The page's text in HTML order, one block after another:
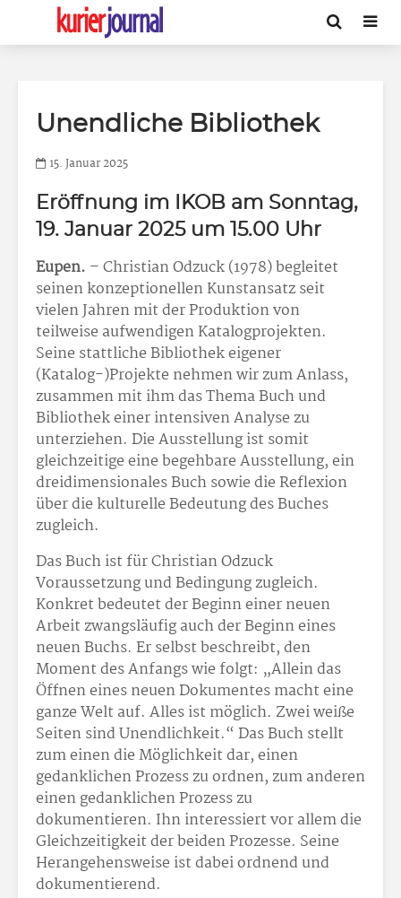
Unendliche Bibliothek
15. Januar 2025
Eröffnung im IKOB am Sonntag,
19. Januar 2025 um 15.00 Uhr
Eupen. – Christian Odzuck (1978) begleitet
seinen konzeptionellen Kunstansatz seit
vielen Jahren mit der Produktion von
teilweise aufwendigen Katalogprojekten.
Seine stattliche Bibliothek eigener
(Katalog-)Projekte nehmen wir zum Anlass,
zusammen mit ihm das Thema Buch und
Bibliothek einer intensiven Analyse zu
unterziehen. Die Ausstellung ist somit
gleichzeitige eine begehbare Ausstellung, ein
dreidimensionales Buch sowie die Reflexion
über die kulturelle Bedeutung des Buches
zugleich.
Das Buch ist für Christian Odzuck
Voraussetzung und Bedingung zugleich.
Konkret bedeutet der Beginn einer neuen
Arbeit zwangsläufig auch der Beginn eines
neuen Buchs. Er selbst beschreibt, den
Moment des Anfangs wie folgt: „Allein das
Öffnen eines neuen Dokumentes macht eine
ganze Welt auf. Alles ist möglich. Zwei weiße
Seiten sind Unendlichkeit.“ Das Buch stellt
zum einen die Möglichkeit dar, einen
gedanklichen Prozess zu ordnen, zum anderen
einen gedanklichen Prozess zu
dokumentieren. Ihn interessiert vor allem die
Gleichzeitigkeit der beiden Prozesse. Seine
Herangehensweise ist dabei ordnend und
dokumentierend.